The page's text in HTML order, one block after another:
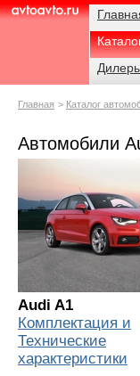
AvtoAvto.ru
Навигация
Родительские
Главная Каталог
Автомобили
Audi A1
Комплектация и
Технические
характеристики